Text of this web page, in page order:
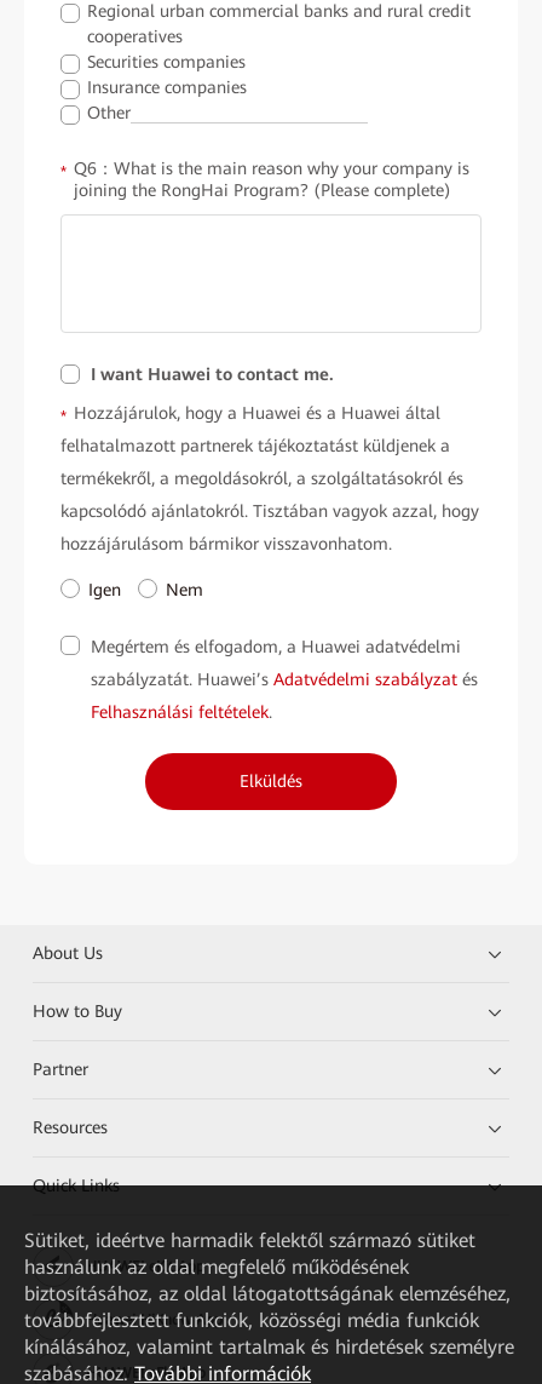
Regional urban commercial banks and rural credit
cooperatives
Securities companies
Insurance companies
Other
* Q6：What is the main reason why your company is
joining the RongHai Program? (Please complete)
I want Huawei to contact me.
* Hozzájárulok, hogy a Huawei és a Huawei által
felhatalmazott partnerek tájékoztatást küldjenek a
termékekről, a megoldásokról, a szolgáltatásokról és
kapcsolódó ajánlatokról. Tisztában vagyok azzal, hogy
hozzájárulásom bármikor visszavonhatom.
Igen Nem
Megértem és elfogadom, a Huawei adatvédelmi
szabályzatát. Huawei’s Adatvédelmi szabályzat és
Felhasználási feltételek.
Elküldés
About Us
How to Buy
Partner
Resources
Quick Links
HUAWEI eKit App
Huawei HiKnow App
HUAWEI eFly App
Sütiket, ideértve harmadik felektől származó sütiket
használunk az oldal megfelelő működésének
biztosításához, az oldal látogatottságának elemzéséhez,
továbbfejlesztett funkciók, közösségi média funkciók
kínálásához, valamint tartalmak és hirdetések személyre
szabásához. További információk